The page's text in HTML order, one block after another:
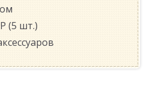
(5 шт.)